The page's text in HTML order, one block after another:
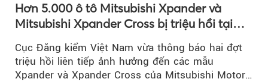
Hơn 5.000 ô tô Mitsubishi Xpander và
Mitsubishi Xpander Cross bị triệu hồi tại
Cục Đăng kiểm Việt Nam vừa thông báo hai đợt
triệu hồi liên tiếp ảnh hưởng đến các mẫu
Xpander và Xpander Cross của Mitsubishi Motor